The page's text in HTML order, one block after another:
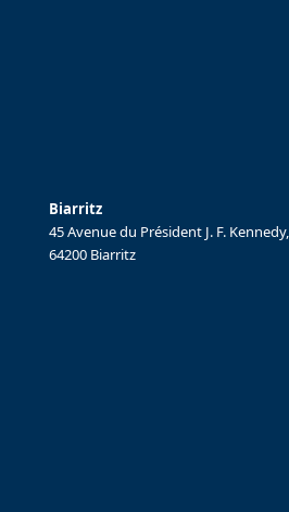
Biarritz
45 Avenue du Président J. F. Kennedy,
64200 Biarritz